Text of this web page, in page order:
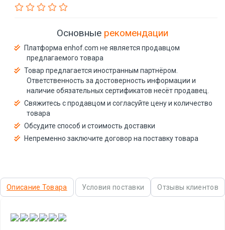
Основные рекомендации
Платформа enhof.com не является продавцом
предлагаемого товара
Товар предлагается иностранным партнёром.
Ответственность за достоверность информации и
наличие обязательных сертификатов несёт продавец.
Свяжитесь с продавцом и согласуйте цену и количество
товара
Обсудите способ и стоимость доставки
Непременно заключите договор на поставку товара
Описание Товара Условия поставки Отзывы клиентов
, , , , ,